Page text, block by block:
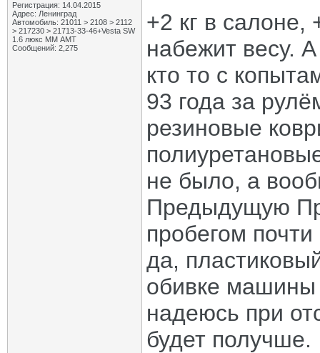
Регистрация: 14.04.2015
Адрес: Ленинград
Автомобиль: 21011 > 2108 > 2112
> 217230 > 21713-33-46+Vesta SW
1.6 люкс ММ АМТ
Сообщений: 2,275
+2 кг в салоне,
набежит весу.
кто то с
93 года за
резиновые
не было, а
Предыдущую
пробегом
да,
обивке
надеюсь при
будет получше.